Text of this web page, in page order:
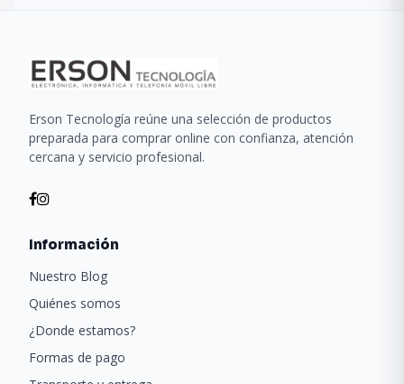
Erson Tecnología reúne una selección de productos
preparada para comprar online con confianza, atención
cercana y servicio profesional.
Información
Nuestro Blog
Quiénes somos
¿Donde estamos?
Formas de pago